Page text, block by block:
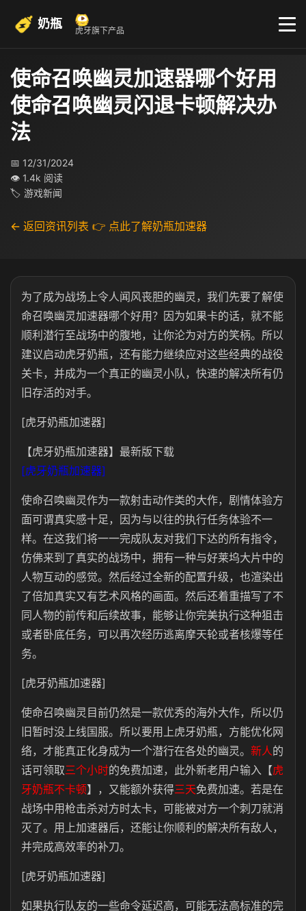
奶瓶 虎牙旗下产品
使命召唤幽灵加速器哪个好用
使命召唤幽灵闪退卡顿解决办
法
📅 12/31/2024
👁 1.4k 阅读
🏷 游戏新闻
← 返回资讯列表 👉 点此了解奶瓶加速器
为了成为战场上令人闻风丧胆的幽灵，我们先要了解使
命召唤幽灵加速器哪个好用？因为如果卡的话，就不能
顺利潜行至战场中的腹地，让你沦为对方的笑柄。所以
建议启动虎牙奶瓶，还有能力继续应对这些经典的战役
关卡，并成为一个真正的幽灵小队，快速的解决所有仍
旧存活的对手。
[虎牙奶瓶加速器]
【虎牙奶瓶加速器】最新版下载
[虎牙奶瓶加速器]
使命召唤幽灵作为一款射击动作类的大作，剧情体验方
面可谓真实感十足，因为与以往的执行任务体验不一
样。在这我们将一一完成队友对我们下达的所有指令，
仿佛来到了真实的战场中，拥有一种与好莱坞大片中的
人物互动的感觉。然后经过全新的配置升级，也渲染出
了倍加真实又有艺术风格的画面。然后还着重描写了不
同人物的前传和后续故事，能够让你完美执行这种狙击
或者卧底任务，可以再次经历逃离摩天轮或者核爆等任
务。
[虎牙奶瓶加速器]
使命召唤幽灵目前仍然是一款优秀的海外大作，所以仍
旧暂时没上线国服。所以要用上虎牙奶瓶，方能优化网
络，才能真正化身成为一个潜行在各处的幽灵。 新人的
话可领取三个小时的免费加速，此外新老用户输入【虎
牙奶瓶不卡顿】，又能额外获得三天免费加速。若是在
战场中用枪击杀对方时太卡，可能被对方一个刺刀就消
灭了。用上加速器后，还能让你顺利的解决所有敌人，
并完成高效率的补刀。
[虎牙奶瓶加速器]
如果执行队友的一些命令延迟高，可能无法高标准的完